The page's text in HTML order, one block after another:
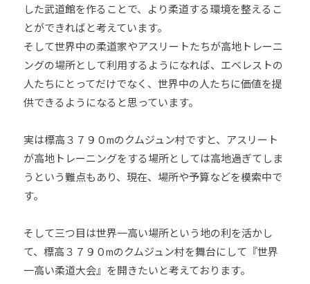
した武道館を作ることで、より柔道する環境を整えるこ
とができればと考えています。
そして世界中の柔道家やアスリートたちが高地トレーニ
ングの場所として利用するようになれば、エベレストの
人たちにとってだけでなく、世界中の人たちに価値を提
供できるようになると思っています。
実は標高３７９０mのクムジュン村ですと、アスリート
が高地トレーニングをする場所としては高地過ぎてしま
うという難点もあり、現在、場所や予算などを模索中で
す。
そして三つ目は世界一高い場所という地の利を活かし
て、標高３７９０mのクムジュン村を舞台にして『世界
一高い柔道大会』を開きたいと考えております。